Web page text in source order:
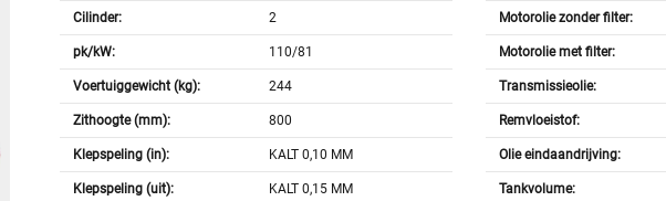
Cilinder: 2
pk/kW: 110/81
Voertuiggewicht (kg): 244
Zithoogte (mm): 800
Klepspeling (in): KALT 0,10 MM
Klepspeling (uit): KALT 0,15 MM
Motorolie zonder filter:
Motorolie met filter:
Transmissieolie:
Remvloeistof:
Olie eindaandrijving:
Tankvolume: